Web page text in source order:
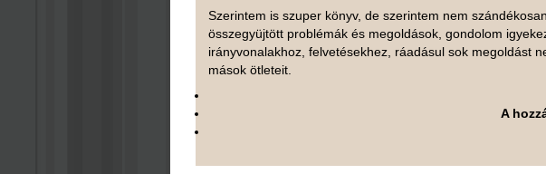
Szerintem is szuper könyv, de szerintem nem
összegyüjtött problémák és megoldások, gondolom
irányvonalakhoz, felvetésekhez, ráadásul sok megoldást
mások ötleteit.
A